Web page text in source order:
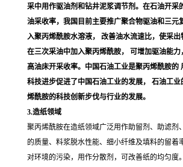
采中用作驱油剂和钻井泥浆调节剂。在石油开采
油采收率，我国目前主要推广聚合物驱油和三元
入聚丙烯酰胺水溶液， 改善油水流速比，使采出
在三次采油中加入聚丙烯酰胺， 可增加驱油能
高油床开采收率。中国石油工业是聚丙烯酰胺的
科技进步促进了中国石油工业的发展， 石油工
烯酰胺的科技创新步伐与行业的发展。
3.造纸领域
聚丙烯酰胺在造纸领域广泛用作助留剂、助滤剂
的质量、料浆脱水性能、细小纤维及填料的留着
对环境的污染，用作分散剂，可改善纸的均匀度